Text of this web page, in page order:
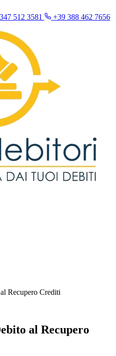
512 3581
+39 388 462 7656
Recupero Crediti
al Recupero